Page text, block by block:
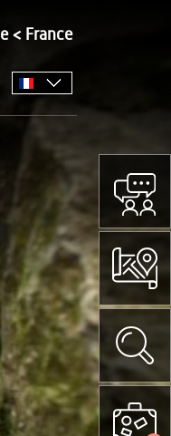
France